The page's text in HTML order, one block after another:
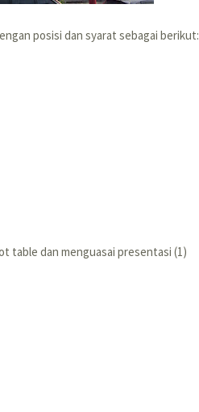
posisi dan syarat sebagai berikut:
table dan menguasai presentasi (1)